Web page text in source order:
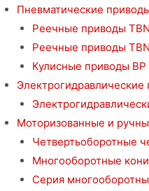
Пневматические
Реечные приводы
Реечные приводы
Кулисные приводы BP
Электрогидравлические
Моторизованные и
Четвертьоборотные
Многооборотные
Серия